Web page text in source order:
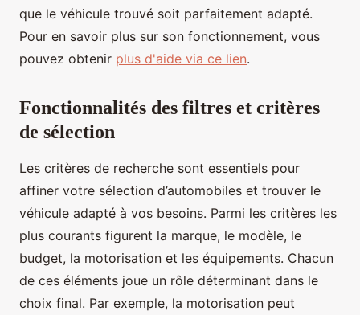
que le véhicule trouvé soit parfaitement adapté.
Pour en savoir plus sur son fonctionnement, vous
pouvez obtenir plus d'aide via ce lien.
Fonctionnalités des filtres et critères
de sélection
Les critères de recherche sont essentiels pour
affiner votre sélection d’automobiles et trouver le
véhicule adapté à vos besoins. Parmi les critères les
plus courants figurent la marque, le modèle, le
budget, la motorisation et les équipements. Chacun
de ces éléments joue un rôle déterminant dans le
choix final. Par exemple, la motorisation peut